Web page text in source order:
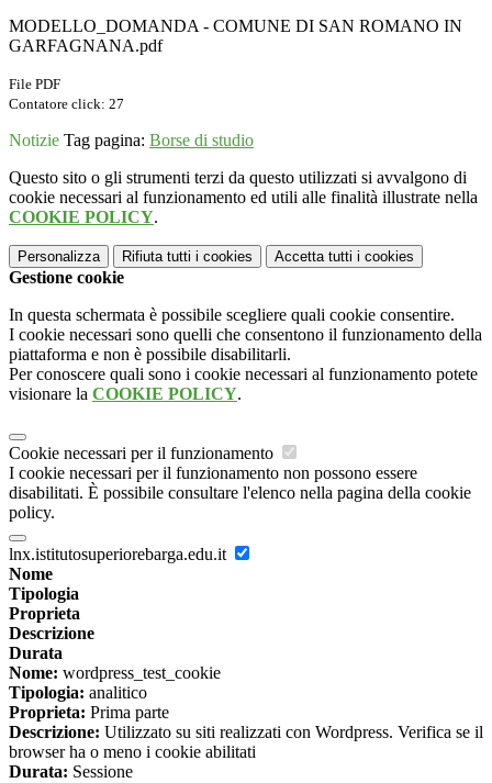
MODELLO_DOMANDA - COMUNE DI SAN ROMANO IN
GARFAGNANA.pdf
File PDF
Contatore click: 27
Notizie Tag pagina: Borse di studio
Questo sito o gli strumenti terzi da questo utilizzati si avvalgono di
cookie necessari al funzionamento ed utili alle finalità illustrate nella
COOKIE POLICY.
Personalizza Rifiuta tutti i cookies Accetta tutti i cookies
Gestione cookie
In questa schermata è possibile scegliere quali cookie consentire.
I cookie necessari sono quelli che consentono il funzionamento della
piattaforma e non è possibile disabilitarli.
Per conoscere quali sono i cookie necessari al funzionamento potete
visionare la COOKIE POLICY.
Cookie necessari per il funzionamento
I cookie necessari per il funzionamento non possono essere
disabilitati. È possibile consultare l'elenco nella pagina della cookie
policy.
lnx.istitutosuperiorebarga.edu.it
Nome
Tipologia
Proprieta
Descrizione
Durata
Nome: wordpress_test_cookie
Tipologia: analitico
Proprieta: Prima parte
Descrizione: Utilizzato su siti realizzati con Wordpress. Verifica se il
browser ha o meno i cookie abilitati
Durata: Sessione